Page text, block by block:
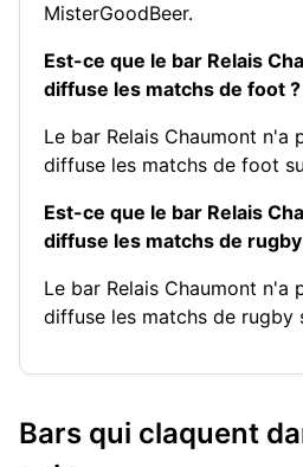
MisterGoodBeer.
Est-ce que le bar Relais
diffuse les matchs de foot ?
Le bar Relais Chaumont n'a
diffuse les matchs de foot
Est-ce que le bar Relais
diffuse les matchs de
Le bar Relais Chaumont n'a
diffuse les matchs de rugby
Bars qui claquent